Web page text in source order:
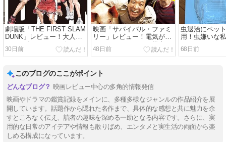
劇場版「THE FIRST SLAM
DUNK」レビュー！大人気
バスケ映画/スラムダンク/
映像と音楽に魅了されろ
30日前
映画「サバイバル・ファミ
リー」レビュー！電気が使
えない！ありそうな災害に
どう立ち向かう？
48日前
虫退治にペッ
用！虫嫌いな
た！Ｇやクモ
う
68日前
このブログのここがポイント
映画レビュー中心の多角的情報発信
映画やドラマの鑑賞記録をメインに、多種多様なジャンルの作品紹介を展
開しています。話題作から隠れた名作まで、具体的な感想と共に魅力を余
すところなく伝え、読者の趣味を深める一助となる内容です。さらに、実
用的な日常のアイデアや情報も散りばめ、エンタメと実生活の両面から楽
しめる構成になっています。